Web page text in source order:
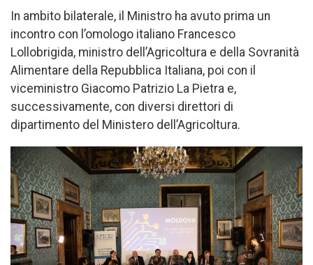
In ambito bilaterale, il Ministro ha avuto prima un
incontro con l’omologo italiano Francesco
Lollobrigida, ministro dell’Agricoltura e della Sovranità
Alimentare della Repubblica Italiana, poi con il
viceministro Giacomo Patrizio La Pietra e,
successivamente, con diversi direttori di
dipartimento del Ministero dell’Agricoltura.